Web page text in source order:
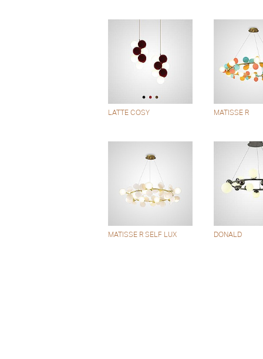
LATTE COSY MATISSE R
MATISSE R SELF LUX DONALD